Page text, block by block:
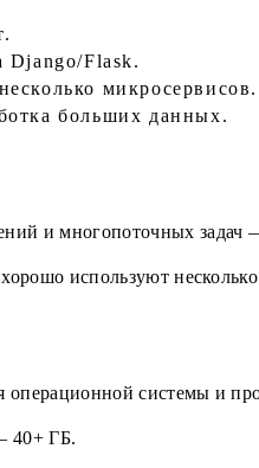
Django/Flask.
микросервисов.
больших данных.
и многопоточных задач
используют несколько
системы и
40+ ГБ.